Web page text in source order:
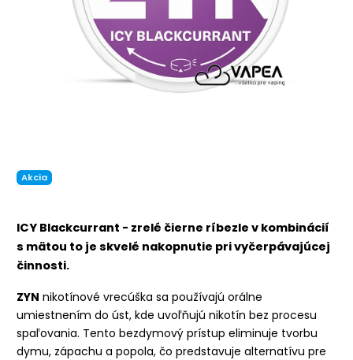
Akcia
ICY Blackcurrant - zrelé čierne ríbezle v kombinácií
s mätou to je skvelé nakopnutie pri vyčerpávajúcej
činnosti.
ZYN nikotínové vrecúška sa používajú orálne
umiestnením do úst, kde uvoľňujú nikotín bez procesu
spaľovania. Tento bezdymový prístup eliminuje tvorbu
dymu, zápachu a popola, čo predstavuje alternatívu pre